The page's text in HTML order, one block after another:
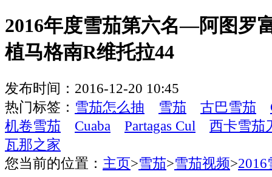
2016年度雪茄第六名—阿图罗
植马格南R维托拉44
发布时间：2016-12-20 10:45
热门标签： 雪茄怎么抽 雪茄 古巴雪茄
机卷雪茄
Cuaba Partagas Cul
西卡雪茄
瓦那之家
您当前的位置： 主页>雪茄>雪茄视频>2016